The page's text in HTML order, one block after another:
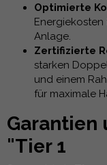
Optimierte
Anlage.
Zertifizierte
starken
und einem
für maximale
Garantien
"Tier 1